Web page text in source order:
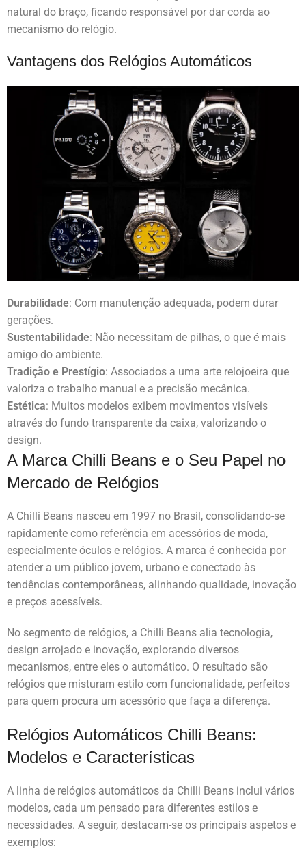
natural do braço, ficando responsável por dar corda ao
mecanismo do relógio.
Vantagens dos Relógios Automáticos
Durabilidade: Com manutenção adequada, podem durar
gerações.
Sustentabilidade: Não necessitam de pilhas, o que é mais
amigo do ambiente.
Tradição e Prestígio: Associados a uma arte relojoeira que
valoriza o trabalho manual e a precisão mecânica.
Estética: Muitos modelos exibem movimentos visíveis
através do fundo transparente da caixa, valorizando o
design.
A Marca Chilli Beans e o Seu Papel no
Mercado de Relógios
A Chilli Beans nasceu em 1997 no Brasil, consolidando-se
rapidamente como referência em acessórios de moda,
especialmente óculos e relógios. A marca é conhecida por
atender a um público jovem, urbano e conectado às
tendências contemporâneas, alinhando qualidade, inovação
e preços acessíveis.
No segmento de relógios, a Chilli Beans alia tecnologia,
design arrojado e inovação, explorando diversos
mecanismos, entre eles o automático. O resultado são
relógios que misturam estilo com funcionalidade, perfeitos
para quem procura um acessório que faça a diferença.
Relógios Automáticos Chilli Beans:
Modelos e Características
A linha de relógios automáticos da Chilli Beans inclui vários
modelos, cada um pensado para diferentes estilos e
necessidades. A seguir, destacam-se os principais aspetos e
exemplos: